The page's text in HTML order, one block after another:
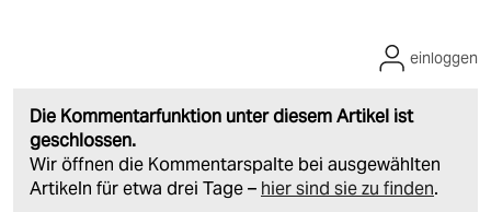
Die Kommentarfunktion unter diesem Artikel ist
geschlossen.
Wir öffnen die Kommentarspalte bei ausgewählten
Artikeln für etwa drei Tage – hier sind sie zu finden.
einloggen